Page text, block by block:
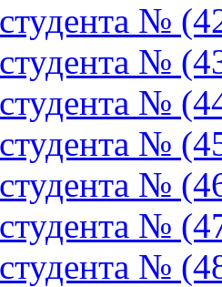
№
№
№
№
№
№
№